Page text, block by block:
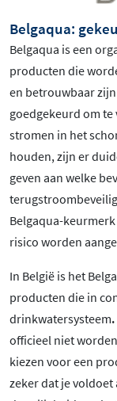
Belgaqua:
Belgaqua is een
producten die
en betrouwbaar
goedgekeurd om
stromen in het
houden, zijn er
geven aan welke
Belgaqua-
risico worden
In België is het
producten die in
drinkwatersysteem.
officieel niet
kiezen voor een
zeker dat je